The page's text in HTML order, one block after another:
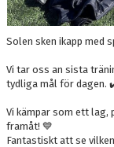
Solen sken ikapp med
Vi tar oss an sista
tydliga mål för dagen.
Vi kämpar som ett lag,
framåt! 💙
Fantastiskt att se